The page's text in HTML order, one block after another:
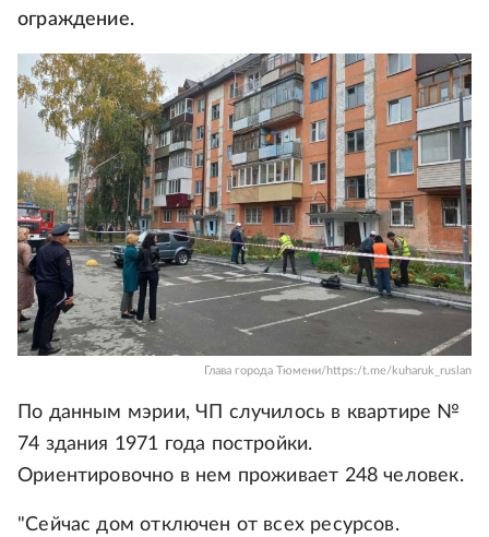
ограждение.
Глава города Тюмени/https:/t.me/kuharuk_ruslan
По данным мэрии, ЧП случилось в квартире №
74 здания 1971 года постройки.
Ориентировочно в нем проживает 248 человек.
"Сейчас дом отключен от всех ресурсов.